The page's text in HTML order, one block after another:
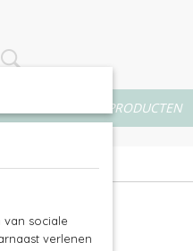
VERFPRODUCTEN
sociale
verlenen